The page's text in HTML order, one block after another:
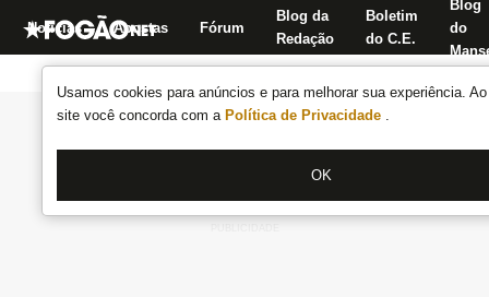
Usamos cookies para anúncios e para melhorar sua experiência.
site você concorda com a Política de Privacidade .
OK
Notícias Apostas Fórum
Blog da
Redação
Boletim
do C.E.
Blog
do